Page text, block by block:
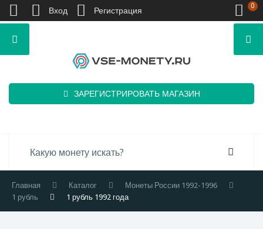
ЗАРЕГИСТРИРОВАТЬ МАГАЗИН
Главная Каталог
Монеты России 1992-1996
1 рубль
1 рубль 1992 года
Вход Регистрация 0